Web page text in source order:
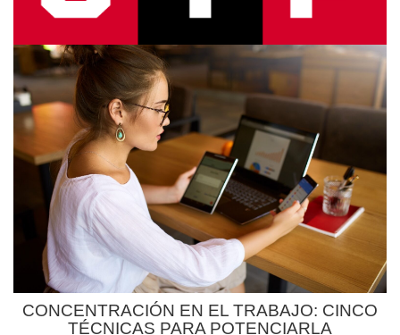
CONCENTRACIÓN EN EL TRABAJO: CINCO
TÉCNICAS PARA POTENCIARLA